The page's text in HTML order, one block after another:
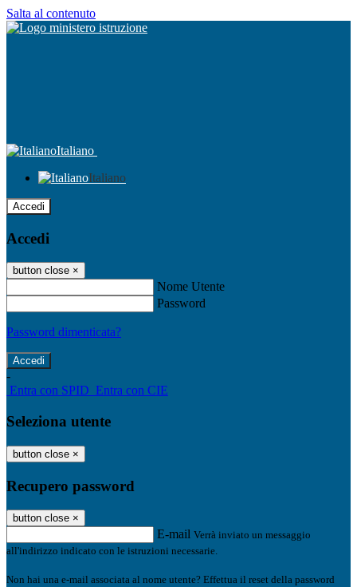
Salta al contenuto
Italiano
Italiano
Accedi
Accedi
button close ×
Nome Utente
Password
Password dimenticata?
-
Entra con SPID Entra con CIE
Seleziona utente
button close ×
Recupero password
button close ×
E-mail Verrà inviato un messaggio
all'indirizzo indicato con le istruzioni necessarie.
Non hai una e-mail associata al nome utente? Effettua il reset della password